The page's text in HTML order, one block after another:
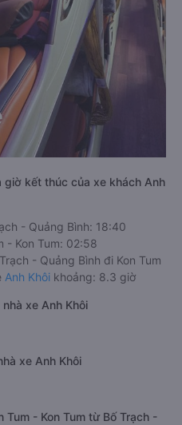
giờ kết thúc của xe khách Anh
- Quảng Bình: 18:40
- Kon Tum: 02:58
- Quảng Bình đi Kon Tum
Anh Khôi khoảng: 8.3 giờ
xe Anh Khôi
xe Anh Khôi
Tum - Kon Tum từ Bố Trạch -